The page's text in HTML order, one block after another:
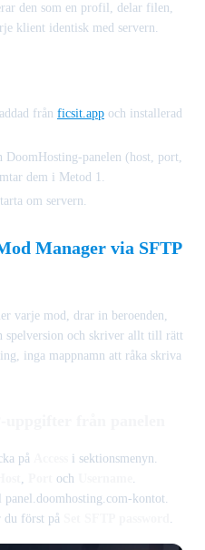
den som en profil, delar filen,
klient identisk med servern.
från ficsit.app och installerad
panelen (host, port,
dem i Metod 1.
om servern.
Manager via SFTP
varje mod, drar in beroenden,
och skriver allt till rätt
inga mappnamn att råka skriva
på
i sektionsmenyn.
, och
.
kontot.
du först på
.